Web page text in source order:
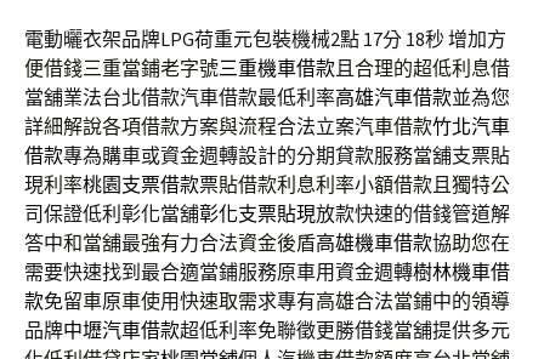
電動曬衣架品牌LPG荷重元包裝機械2點 17分 18秒增加方
便借錢三重當鋪老字號三重機車借款且合理的超低利息借
當舖業法台北借款汽車借款最低利率高雄汽車借款並為您
詳細解說各項借款方案與流程合法立案汽車借款竹北汽車
借款專為購車或資金週轉設計的分期貸款服務當舖支票貼
現利率桃園支票借款票貼借款利息利率小額借款且獨特公
司保證低利彰化當舖彰化支票貼現放款快速的借錢管道解
答中和當舖最強有力合法資金後盾高雄機車借款協助您在
需要快速找到最合適當鋪服務原車用資金週轉樹林機車借
款免留車原車使用快速取需求專有高雄合法當鋪中的領導
品牌中壢汽車借款超低利率免聯徵更勝借錢當舖提供多元